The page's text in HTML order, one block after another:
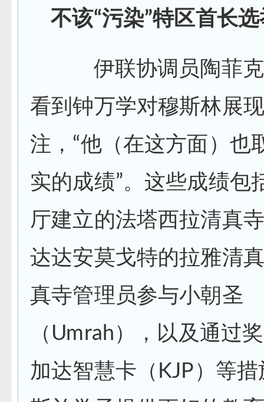
不该“污染”特区首长
伊联协调员陶菲克
看到钟万学对穆斯林展
注，“他（在这方面）也
实的成绩”。这些成绩包
厅建立的法塔西拉清真
达达安莫戈特的拉雅清
真寺管理员参与小朝圣
（Umrah），以及通过
加达智慧卡（KJP）等